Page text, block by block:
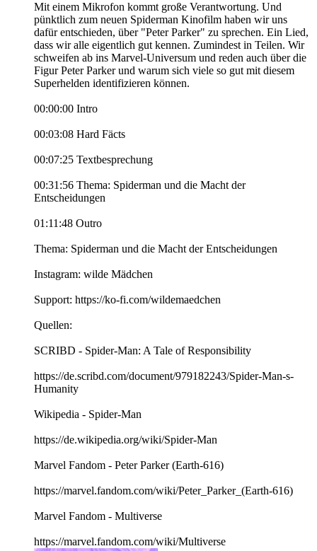
Mit einem Mikrofon kommt große Verantwortung. Und
pünktlich zum neuen Spiderman Kinofilm haben wir uns
dafür entschieden, über "Peter Parker" zu sprechen. Ein Lied,
dass wir alle eigentlich gut kennen. Zumindest in Teilen. Wir
schweifen ab ins Marvel-Universum und reden auch über die
Figur Peter Parker und warum sich viele so gut mit diesem
Superhelden identifizieren können.
00:00:00 Intro
00:03:08 Hard Fäcts
00:07:25 Textbesprechung
00:31:56 Thema: Spiderman und die Macht der
Entscheidungen
01:11:48 Outro
Thema: Spiderman und die Macht der Entscheidungen
Instagram: wilde Mädchen
Support: https://ko-fi.com/wildemaedchen
Quellen:
SCRIBD - Spider-Man: A Tale of Responsibility
https://de.scribd.com/document/979182243/Spider-Man-s-
Humanity
Wikipedia - Spider-Man
https://de.wikipedia.org/wiki/Spider-Man
Marvel Fandom - Peter Parker (Earth-616)
https://marvel.fandom.com/wiki/Peter_Parker_(Earth-616)
Marvel Fandom - Multiverse
https://marvel.fandom.com/wiki/Multiverse